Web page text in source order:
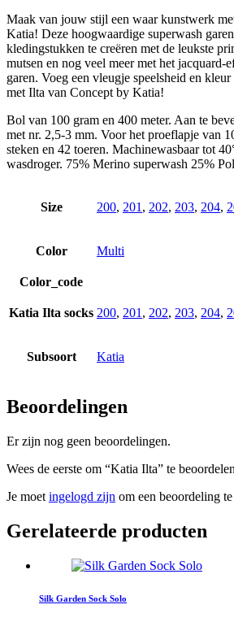
Maak van jouw stijl een waar kunstwerk
Katia! Deze hoogwaardige superwash
kledingstukken te creëren met de leukste
mutsen en nog veel meer met het jacquard-
garen. Voeg een vleugje speelsheid en
met Ilta van Concept by Katia!
Bol van 100 gram en 400 meter. Aan te
met nr. 2,5-3 mm. Voor het proeflapje van
steken en 42 toeren. Machinewasbaar tot
wasdroger. 75% Merino superwash 25%
Size 200, 201 , 202, 203, 204,
Color Multi
Color_code
Katia Ilta socks 200, 201 , 202, 203, 204,
Subsoort Katia
Beoordelingen
Er zijn nog geen beoordelingen.
Wees de eerste om “Katia Ilta” te beoordelen
Je moet ingelogd zijn om een beoordeling te
Gerelateerde producten
Silk Garden Sock Solo